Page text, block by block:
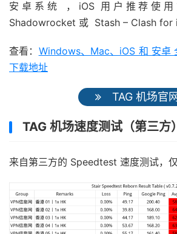
安卓系统 ，iOS 用户推荐使
Shadowrocket 或 Stash – Clash for
查看： Windows、Mac、iOS 和 安卓
下载地址
TAG 机场官
TAG 机场速度测试（第三方）
来自第三方的 Speedtest 速度测试，仅